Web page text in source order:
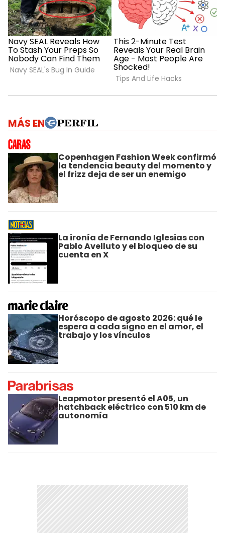
MÁS EN
Copenhagen Fashion Week confirmó
la tendencia beauty del momento y
el frizz deja de ser un enemigo
La ironía de Fernando Iglesias con
Pablo Avelluto y el bloqueo de su
cuenta en X
Horóscopo de agosto 2026: qué le
espera a cada signo en el amor, el
trabajo y los vínculos
Leapmotor presentó el A05, un
hatchback eléctrico con 510 km de
autonomía